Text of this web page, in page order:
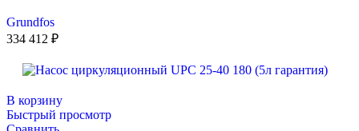
Grundfos
334 412 ₽
В корзину
Быстрый просмотр